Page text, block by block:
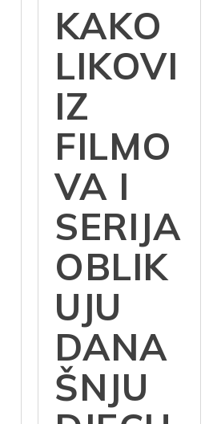
KAKO
LIKOVI
IZ
FILMO
VA I
SERIJA
OBLIK
UJU
DANA
ŠNJU